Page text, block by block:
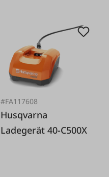
#FA117608
Husqvarna
Ladegerät 40-C500X